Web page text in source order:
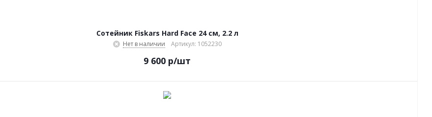
Сотейник Fiskars Hard Face 24 см, 2.2 л
Нет в наличии Артикул: 1052230
9 600 р/шт